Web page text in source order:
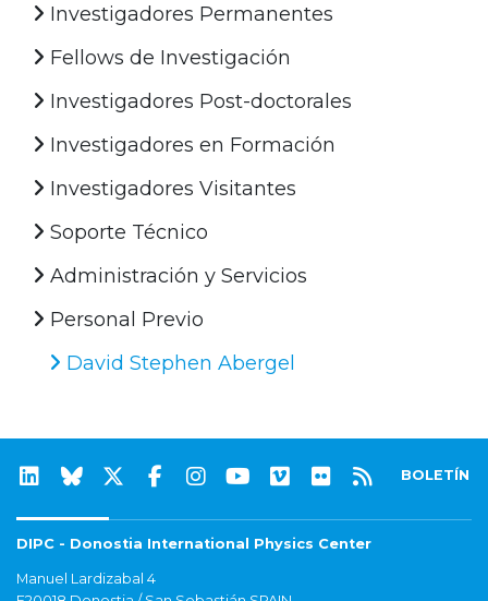
Investigadores Permanentes
Fellows de Investigación
Investigadores Post-doctorales
Investigadores en Formación
Investigadores Visitantes
Soporte Técnico
Administración y Servicios
Personal Previo
David Stephen Abergel
BOLETÍN
DIPC - Donostia International Physics Center
Manuel Lardizabal 4